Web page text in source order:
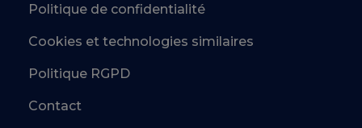
Politique de confidentialité
Cookies et technologies similaires
Politique RGPD
Contact